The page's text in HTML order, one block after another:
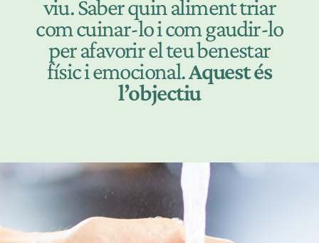
viu. Saber quin aliment triar
com cuinar-lo i com gaudir-lo
per afavorir el teu benestar
físic i emocional.Aquest és
l’objectiu